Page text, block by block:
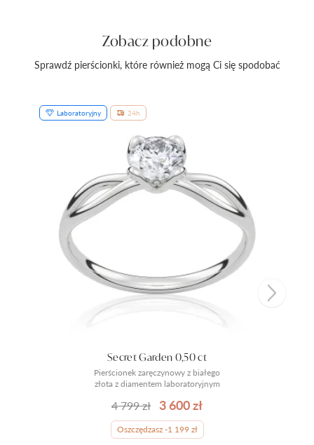
Zobacz podobne
Sprawdź pierścionki, które również mogą Ci się spodobać
Laboratoryjny 24h
Pierścionek zaręczynowy z białego
złota z diamentem laboratoryjnym
Secret Garden 0,50 ct
4 799 zł 3 600 zł
Oszczędzasz -1 199 zł